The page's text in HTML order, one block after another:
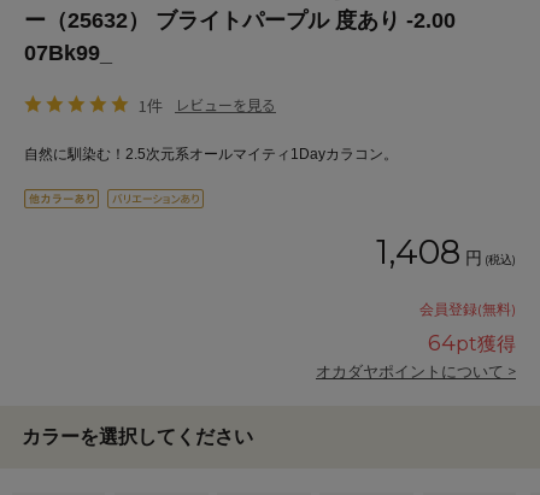
ー（25632） ブライトパープル 度あり -2.00
07Bk99_
1件 レビューを見る
自然に馴染む！2.5次元系オールマイティ1Dayカラコン。
1,408 円 (税込)
会員登録(無料)
64pt獲得
オカダヤポイントについて >
カラーを選択してください